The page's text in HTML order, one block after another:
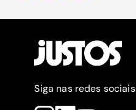
Siga nas redes sociais